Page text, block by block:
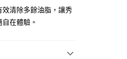
效清除多餘油脂，讓秀
在體驗。